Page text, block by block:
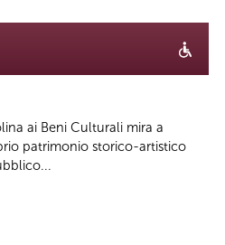
ai Beni Culturali mira a
patrimonio storico-artistico